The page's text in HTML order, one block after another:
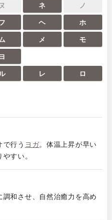
ヌ ネ ノ
ヘ ホ
メ モ
ヨ
レ ロ
で行う ヨガ。体温上昇が早い
すい。
和させ、自然治癒力を高め